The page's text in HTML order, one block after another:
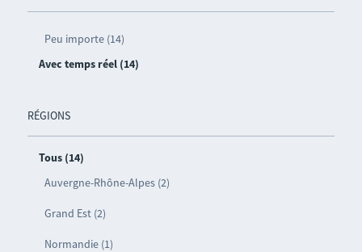
Peu importe (14)
Avec temps réel (14)
RÉGIONS
Tous (14)
Auvergne-Rhône-Alpes (2)
Grand Est (2)
Normandie (1)